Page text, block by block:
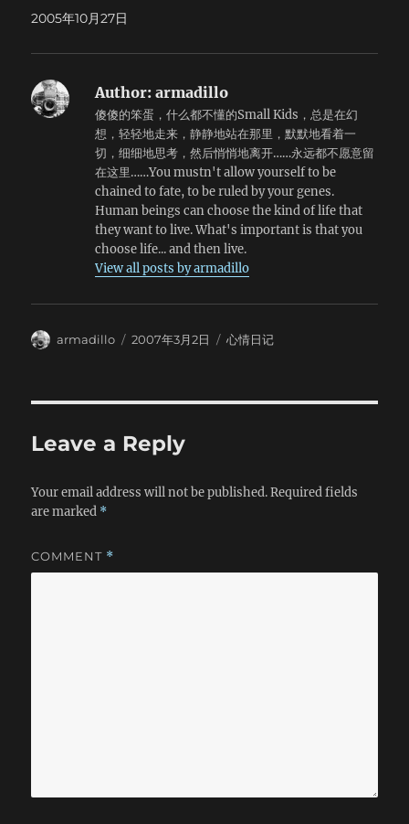
精神而战。 完全有理由选择去上海，我的祖父母五十五年前
就住在那里。但是那是我的梦想吗？那真的是我的目标吗？我
的决定。我希望用疯狂的忙碌和激动的理想来惩罚自己，也
许，这样可以减轻自己身上的罪孽。 去年在北大的时候，走
在未名湖边，发誓一定不去北大。但是到了拾壹月，突然就改
变了。那个时候听着古曲十面埋伏写个人简历，写得杀气蓬
勃。但是后来我知道，这一切都是徒劳，有些事情不是你决定
的，你的努力无法换来任何结果，甚至，事实都不重要。等到
伍月北大公布了今年高考的招生专业，没有任何自己喜欢的，
才知道去年北大老师的承诺只不过是一句废话。别人不会重视
你的。我平静地接受了这个事实，平静地让我自己都有些吃
惊。老子说，祸莫大于不知足咎莫大于欲得。我把这句话铭记
在心，放弃了。 高考结束了，我得分数高出北大分数线很
标：MIT。
少能及格了。但这绝对不是我想要的。 到了高二，索性不去
狱了，免得看到他老人家。 苦苦挣扎奋斗了五年，依然没有
结果，还不得不继续忍受，无边无涯。 天气渐渐凉了。整整
一天都失魂落魄，仿佛被判了死刑。 晚上又试着继续看数
学，十道题作出六道，还不错。平时做题似乎并不比别人差，
别人会的基本上我也都可以做出来，但是一到考试……这就是我
最最愚蠢的地方。 高一那一年的努力完全是一种浪费。物理
多看看书作些题似乎很快就会有进步，但是数学……我都恨死它
了。 一年里我的数学成绩从来就没有及格过，但是这里是不
同的。会死人的。 很无助，很恐怖…… 刚才做实验，脑
子里一片空白。每天晚上看书写字到一点钟。来到这里晚上就
从来没有睡过觉，凌晨睡下，清早起床，有时候彻夜难眠。本
生医生却一定要给我开感冒药。混蛋…… 星期天考化学，每
天都有人排队来问我问题，但是我却在手中不住地翻着一本微
书在看，看了半天，结果看不懂。那些内容老师一个星期就讲
钟，讲得你自己都觉得不好意思再耽误别人的时间去给一个蠢
为了泄愤！！！！！ 在山的那边，有一群自由的鸟它们飞翔
在无垠的蓝天上噢！耶！自由的鸟不怕风吹雨打，也不怕路漫
2005年10月27日
Author: armadillo
傻傻的笨蛋，什么都不懂的Small Kids，总是在幻
想，轻轻地走来，静静地站在那里，默默地看着一
切，细细地思考，然后悄悄地离开……永远都不愿意留
在这里……You mustn't allow yourself to be
chained to fate, to be ruled by your genes.
Human beings can choose the kind of life that
they want to live. What's important is that you
choose life... and then live.
View all posts by armadillo
Author
armadillo
Posted
2007年3月2日 Categories
心情日记
Leave a Reply
Your email address will not be published. Required fields
are marked *
COMMENT *